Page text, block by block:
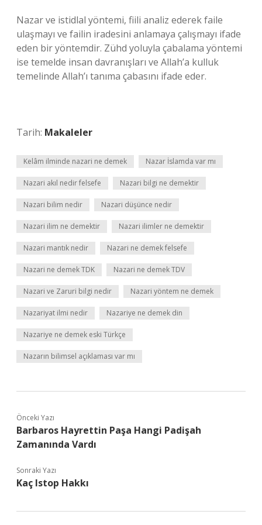
Nazar ve istidlal yöntemi, fiili analiz ederek faile
ulaşmayı ve failin iradesini anlamaya çalışmayı ifade
eden bir yöntemdir. Zühd yoluyla çabalama yöntemi
ise temelde insan davranışları ve Allah’a kulluk
temelinde Allah’ı tanıma çabasını ifade eder.
Tarih: Makaleler
Kelâm ilminde nazari ne demek Nazar İslamda var mı
Nazari akıl nedir felsefe Nazari bilgi ne demektir
Nazari bilim nedir Nazari düşünce nedir
Nazari ilim ne demektir Nazari ilimler ne demektir
Nazari mantık nedir Nazari ne demek felsefe
Nazari ne demek TDK Nazari ne demek TDV
Nazari ve Zaruri bilgi nedir Nazari yöntem ne demek
Nazariyat ilmi nedir Nazariye ne demek din
Nazariye ne demek eski Türkçe
Nazarın bilimsel açıklaması var mı
Önceki Yazı
Barbaros Hayrettin Paşa Hangi Padişah
Zamanında Vardı
Sonraki Yazı
Kaç Istop Hakkı